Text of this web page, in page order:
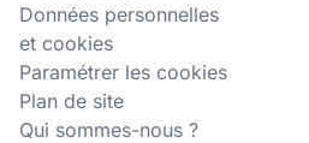
Données personnelles
et cookies
Paramétrer les cookies
Plan de site
Qui sommes-nous ?